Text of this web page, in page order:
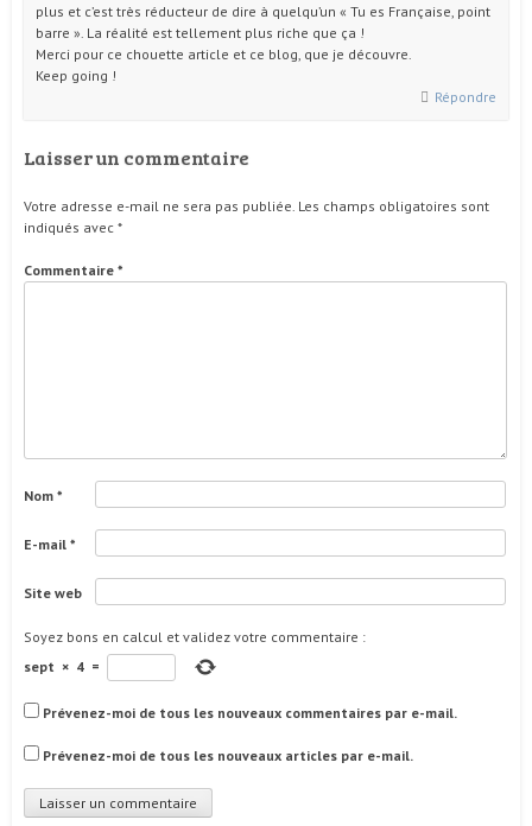
plus et c’est très réducteur de dire à quelqu’un « Tu es Française, point
barre ». La réalité est tellement plus riche que ça !
Merci pour ce chouette article et ce blog, que je découvre.
Keep going !
Répondre
Laisser un commentaire
Votre adresse e-mail ne sera pas publiée. Les champs obligatoires sont
indiqués avec *
Commentaire *
Nom *
E-mail *
Site web
Soyez bons en calcul et validez votre commentaire :
sept × 4 =
Prévenez-moi de tous les nouveaux commentaires par e-mail.
Prévenez-moi de tous les nouveaux articles par e-mail.